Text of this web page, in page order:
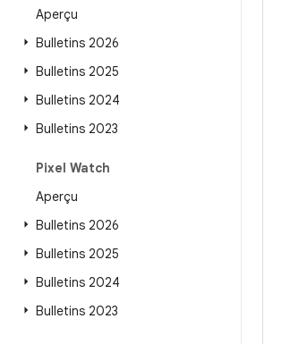
Aperçu
Bulletins 2026
Bulletins 2025
Bulletins 2024
Bulletins 2023
Pixel Watch
Aperçu
Bulletins 2026
Bulletins 2025
Bulletins 2024
Bulletins 2023